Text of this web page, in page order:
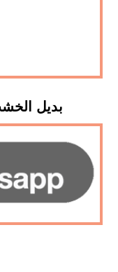
بديل